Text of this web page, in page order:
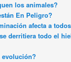
los animales?
En Peligro?
afecta a
derritiera todo el